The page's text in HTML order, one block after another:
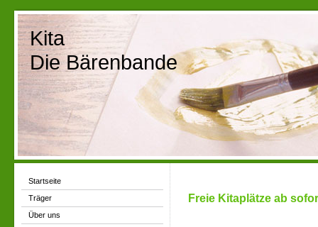
Kita
Die Bärenbande
Startseite
Träger
Über uns
Freie Kitaplätze ab